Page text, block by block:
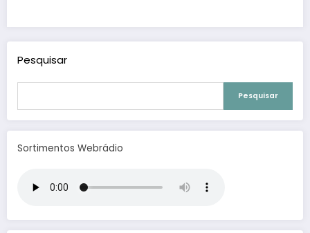
Pesquisar
Pesquisar
Sortimentos Webrádio